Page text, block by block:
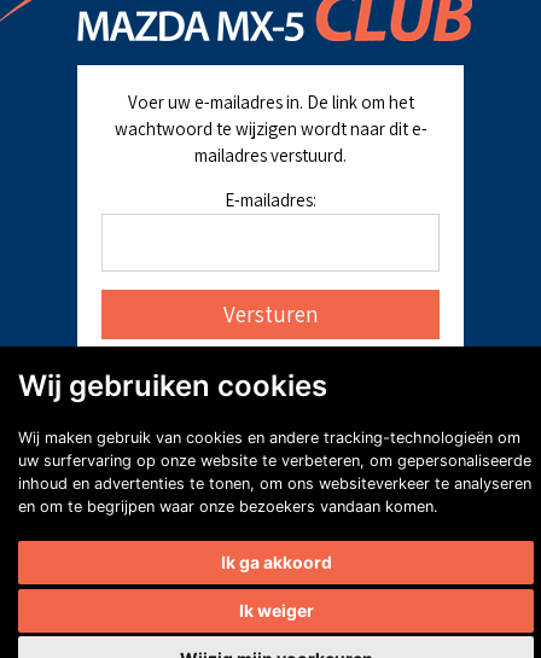
Voer uw e-mailadres in. De link om het
wachtwoord te wijzigen wordt naar dit e-
mailadres verstuurd.
E-mailadres:
Wij gebruiken cookies
Wij maken gebruik van cookies en andere tracking-technologieën om
uw surfervaring op onze website te verbeteren, om gepersonaliseerde
inhoud en advertenties te tonen, om ons websiteverkeer te analyseren
en om te begrijpen waar onze bezoekers vandaan komen.
Ik ga akkoord
Ik weiger